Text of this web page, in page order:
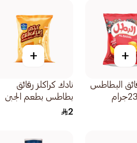
+
البطاطس
+
نادك كراكلز رقائق
بطاطس بطعم الجبن
جرام40
2